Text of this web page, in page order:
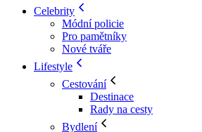
Celebrity
Módní policie
Pro pamětníky
Nové tváře
Lifestyle
Cestování
Destinace
Rady na cesty
Bydlení